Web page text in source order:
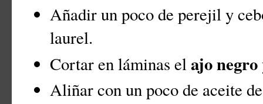
Añadir un poco de perejil y
laurel.
Cortar en láminas el ajo negro
Aliñar con un poco de aceite